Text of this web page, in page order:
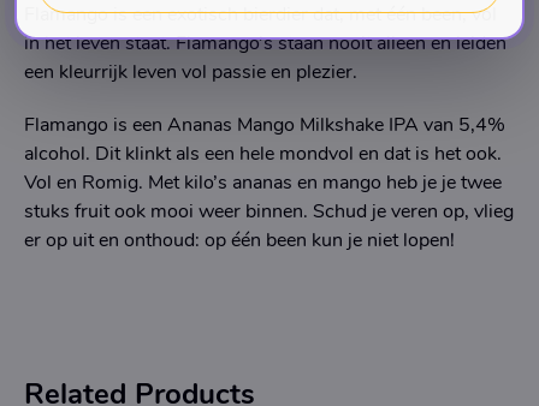
Flamango is een exotisch bierdier dat, met één been, vol
in het leven staat. Flamango’s staan nooit alleen en leiden
een kleurrijk leven vol passie en plezier.
Flamango is een Ananas Mango Milkshake IPA van 5,4%
alcohol. Dit klinkt als een hele mondvol en dat is het ook.
Vol en Romig. Met kilo’s ananas en mango heb je je twee
stuks fruit ook mooi weer binnen. Schud je veren op, vlieg
er op uit en onthoud: op één been kun je niet lopen!
Related Products